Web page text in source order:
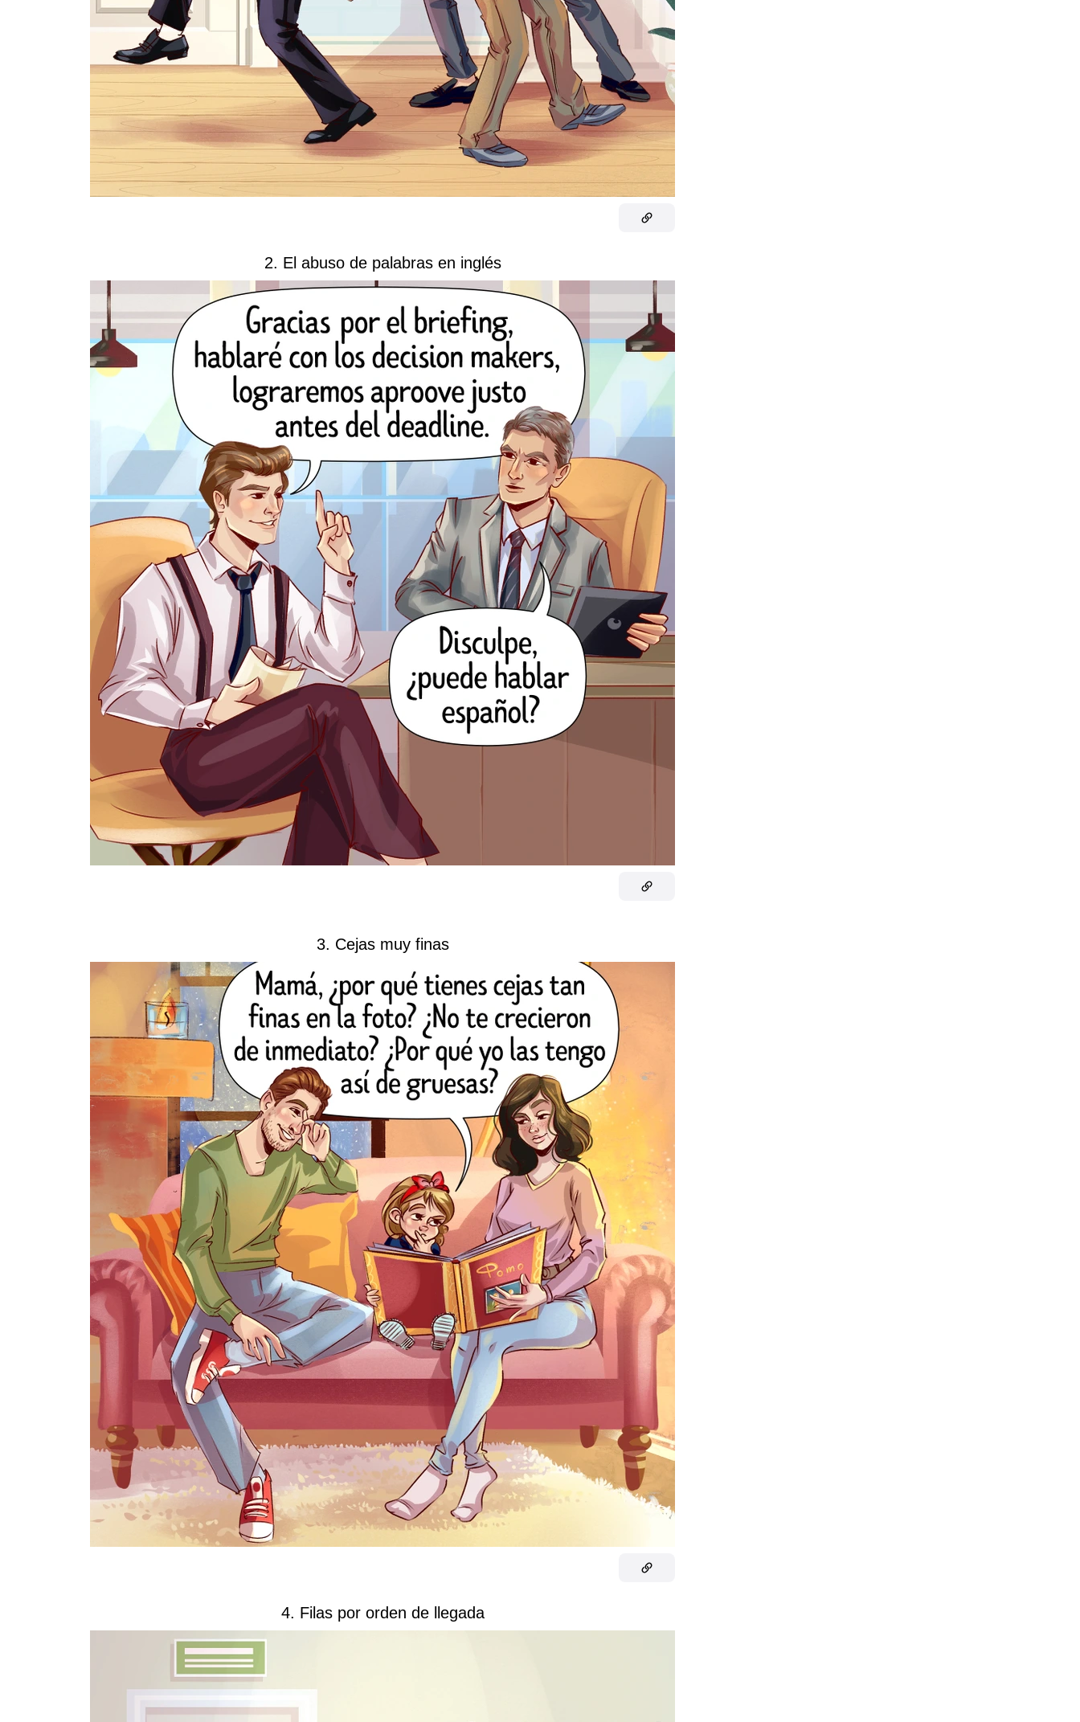
2. El abuso de palabras en inglés
3. Cejas muy finas
4. Filas por orden de llegada